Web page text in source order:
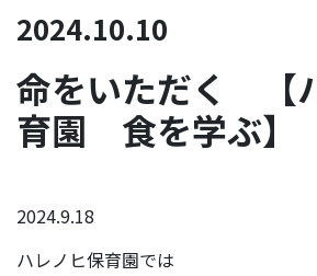
2024.10.10
命をいただく 【
育園 食を学ぶ】
2024.9.18
ハレノヒ保育園では